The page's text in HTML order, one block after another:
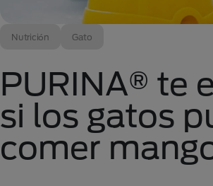
Nutrición Gato
PURINA® te
si los gatos
comer